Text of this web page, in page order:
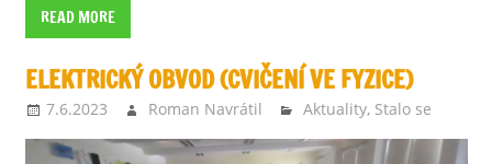
READ MORE
ELEKTRICKÝ OBVOD (CVIČENÍ VE FYZICE)
7.6.2023 Roman Navrátil Aktuality, Stalo se